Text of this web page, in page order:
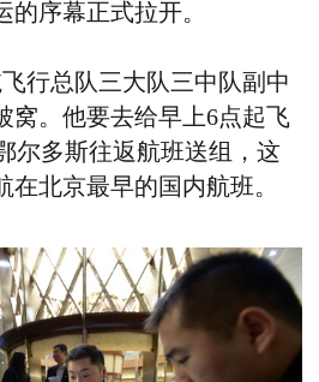
的序幕正式拉开。
总队三大队三中队副中
窝。他要去给早上6点起飞
尔多斯往返航班送组，这
在北京最早的国内航班。